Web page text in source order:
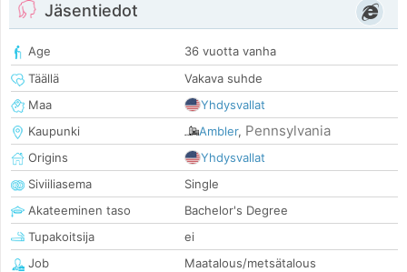
Jäsentiedot
Age
36 vuotta vanha
Täällä
Vakava suhde
Maa
Yhdysvallat
Kaupunki
Ambler, Pennsylvania
Origins
Yhdysvallat
Siviiliasema
Single
Akateeminen taso
Bachelor's Degree
Tupakoitsija
ei
Job
Maatalous/metsätalous